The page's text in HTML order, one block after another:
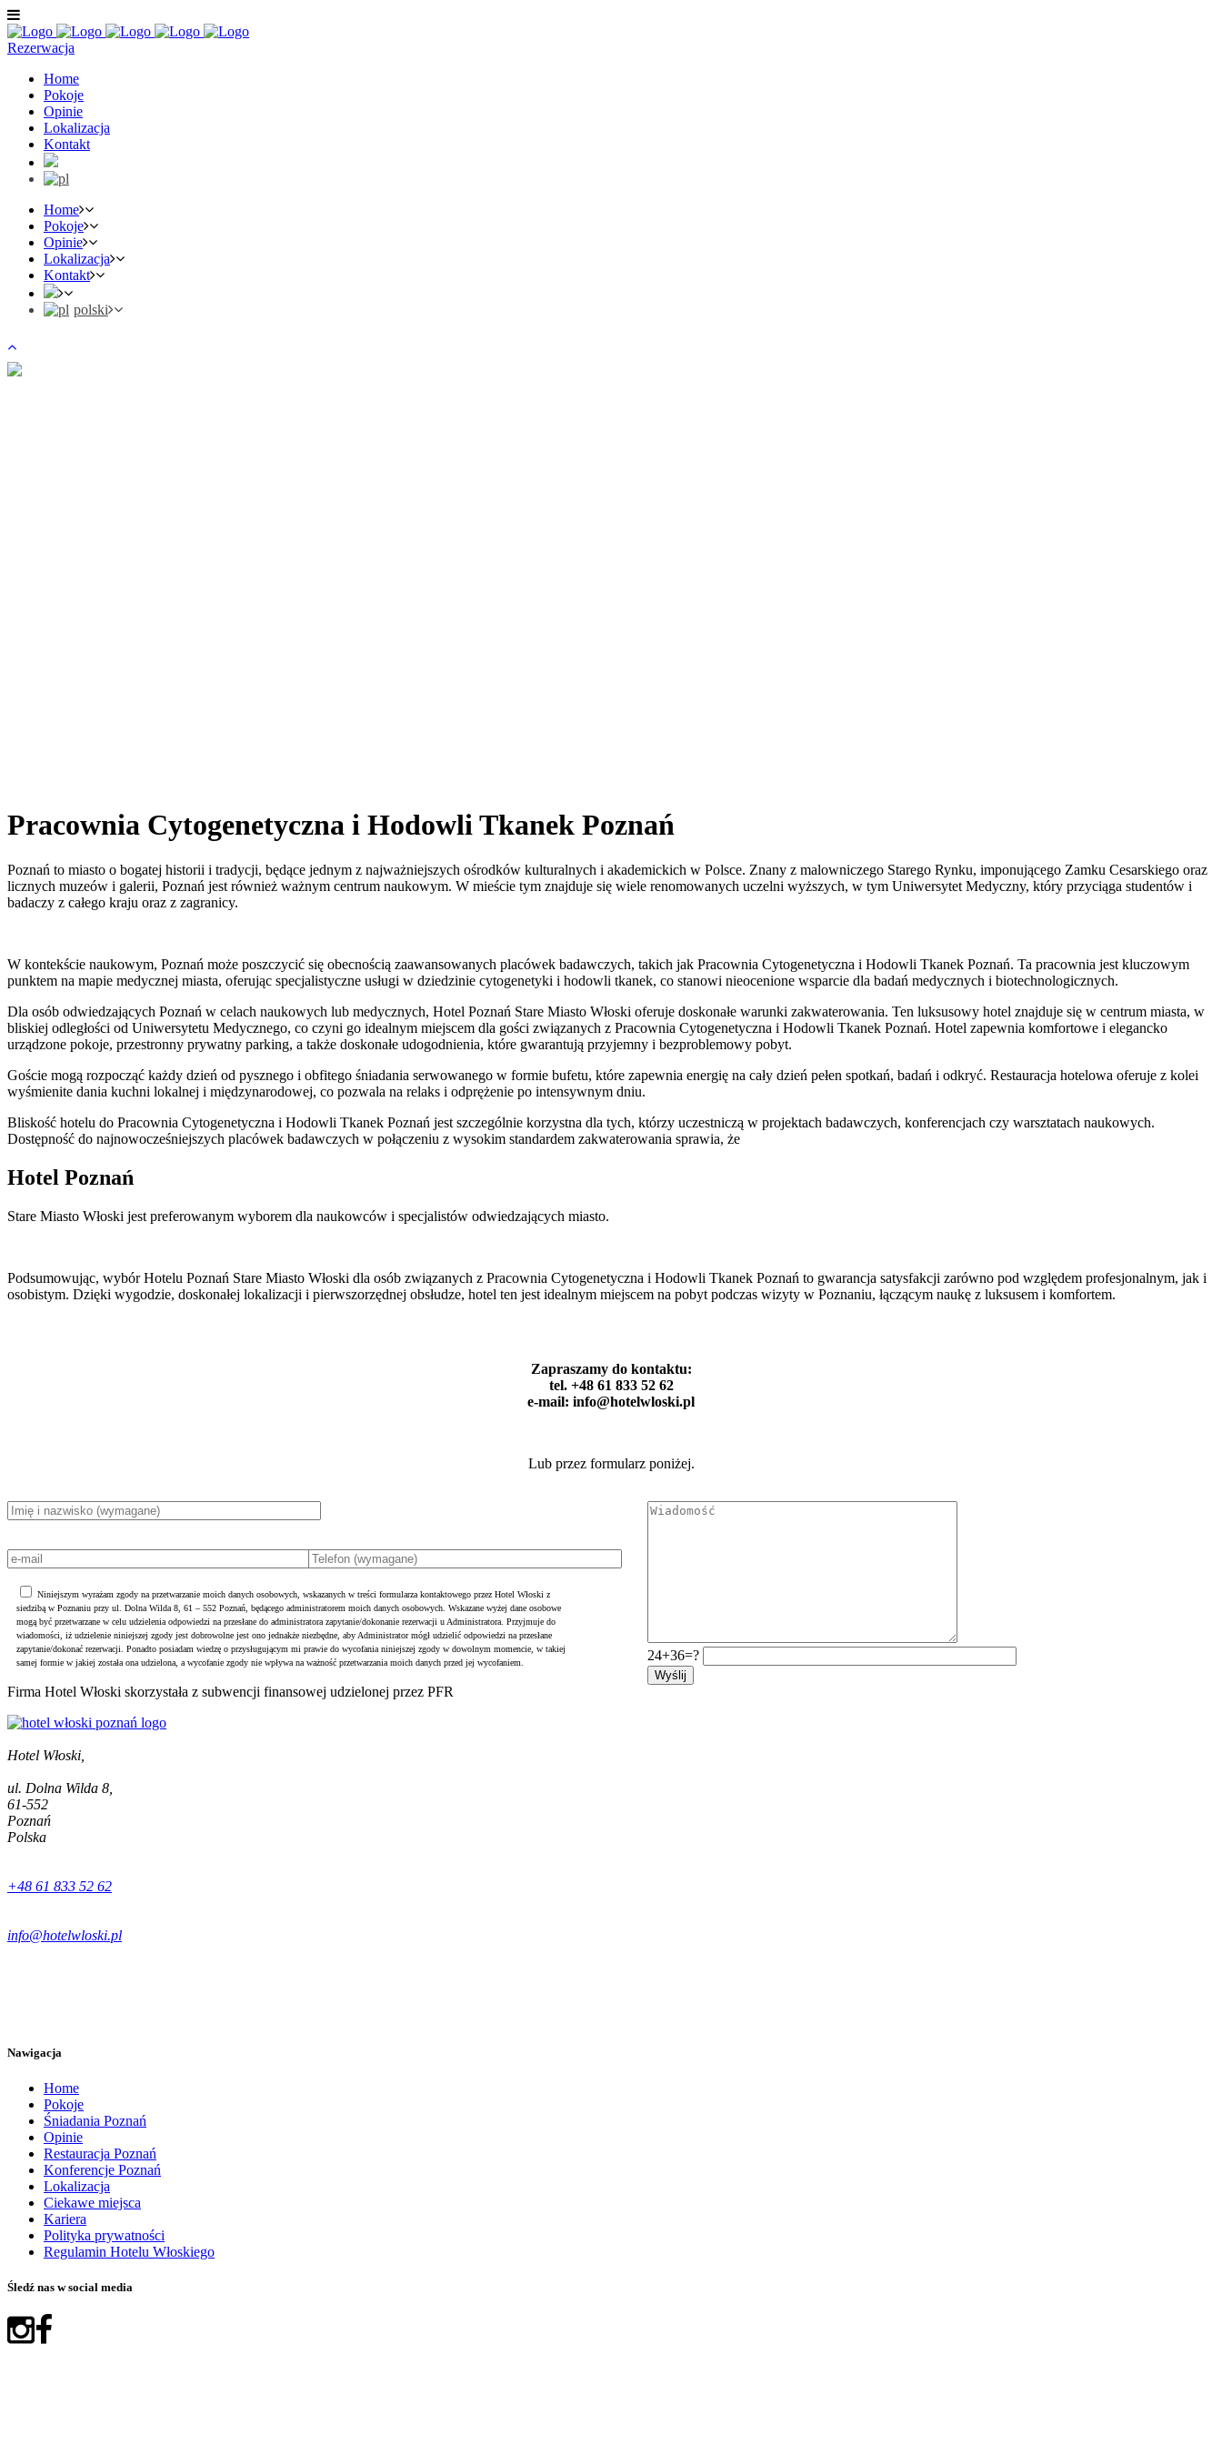
Rezerwacja
Home
Pokoje
Opinie
Lokalizacja
Kontakt
Home
Pokoje
Opinie
Lokalizacja
Kontakt
polski
Pracownia Cytogenetyczna i Hodowli Tkanek Poznań
Poznań to miasto o bogatej historii i tradycji, będące jednym z najważniejszych ośrodków kulturalnych i akademickich w Polsce. Znany z malowniczego Starego Rynku, imponującego Zamku Cesarskiego oraz
licznych muzeów i galerii, Poznań jest również ważnym centrum naukowym. W mieście tym znajduje się wiele renomowanych uczelni wyższych, w tym Uniwersytet Medyczny, który przyciąga studentów i
badaczy z całego kraju oraz z zagranicy.
W kontekście naukowym, Poznań może poszczycić się obecnością zaawansowanych placówek badawczych, takich jak Pracownia Cytogenetyczna i Hodowli Tkanek Poznań. Ta pracownia jest kluczowym
punktem na mapie medycznej miasta, oferując specjalistyczne usługi w dziedzinie cytogenetyki i hodowli tkanek, co stanowi nieocenione wsparcie dla badań medycznych i biotechnologicznych.
Dla osób odwiedzających Poznań w celach naukowych lub medycznych, Hotel Poznań Stare Miasto Włoski oferuje doskonałe warunki zakwaterowania. Ten luksusowy hotel znajduje się w centrum miasta, w
bliskiej odległości od Uniwersytetu Medycznego, co czyni go idealnym miejscem dla gości związanych z Pracownia Cytogenetyczna i Hodowli Tkanek Poznań. Hotel zapewnia komfortowe i elegancko
urządzone pokoje, przestronny prywatny parking, a także doskonałe udogodnienia, które gwarantują przyjemny i bezproblemowy pobyt.
Goście mogą rozpocząć każdy dzień od pysznego i obfitego śniadania serwowanego w formie bufetu, które zapewnia energię na cały dzień pełen spotkań, badań i odkryć. Restauracja hotelowa oferuje z kolei
wyśmienite dania kuchni lokalnej i międzynarodowej, co pozwala na relaks i odprężenie po intensywnym dniu.
Bliskość hotelu do Pracownia Cytogenetyczna i Hodowli Tkanek Poznań jest szczególnie korzystna dla tych, którzy uczestniczą w projektach badawczych, konferencjach czy warsztatach naukowych.
Dostępność do najnowocześniejszych placówek badawczych w połączeniu z wysokim standardem zakwaterowania sprawia, że
Hotel Poznań
Stare Miasto Włoski jest preferowanym wyborem dla naukowców i specjalistów odwiedzających miasto.
Podsumowując, wybór Hotelu Poznań Stare Miasto Włoski dla osób związanych z Pracownia Cytogenetyczna i Hodowli Tkanek Poznań to gwarancja satysfakcji zarówno pod względem profesjonalnym, jak i
osobistym. Dzięki wygodzie, doskonałej lokalizacji i pierwszorzędnej obsłudze, hotel ten jest idealnym miejscem na pobyt podczas wizyty w Poznaniu, łączącym naukę z luksusem i komfortem.
Zapraszamy do kontaktu:
tel. +48 61 833 52 62
e-mail: info@hotelwloski.pl
Lub przez formularz poniżej.
Niniejszym wyrażam zgody na przetwarzanie moich danych osobowych, wskazanych w treści formularza kontaktowego przez Hotel Włoski z
siedzibą w Poznaniu przy ul. Dolna Wilda 8, 61 – 552 Poznań, będącego administratorem moich danych osobowych. Wskazane wyżej dane osobowe
mogą być przetwarzane w celu udzielenia odpowiedzi na przesłane do administratora zapytanie/dokonanie rezerwacji u Administratora. Przyjmuje do
wiadomości, iż udzielenie niniejszej zgody jest dobrowolne jest ono jednakże niezbędne, aby Administrator mógł udzielić odpowiedzi na przesłane
zapytanie/dokonać rezerwacji. Ponadto posiadam wiedzę o przysługującym mi prawie do wycofania niniejszej zgody w dowolnym momencie, w takiej
samej formie w jakiej została ona udzielona, a wycofanie zgody nie wpływa na ważność przetwarzania moich danych przed jej wycofaniem.
Firma Hotel Włoski skorzystała z subwencji finansowej udzielonej przez PFR
24+36=?
Hotel Włoski,
ul. Dolna Wilda 8,
61-552
Poznań
Polska
+48 61 833 52 62
info@hotelwloski.pl
Nawigacja
Home
Pokoje
Śniadania Poznań
Opinie
Restauracja Poznań
Konferencje Poznań
Lokalizacja
Ciekawe miejsca
Kariera
Polityka prywatności
Regulamin Hotelu Włoskiego
Śledź nas w social media